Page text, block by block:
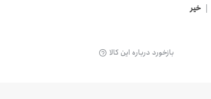
خیر
بازخورد درباره این کالا